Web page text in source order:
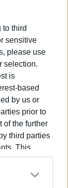
to third
sensitive
please use
selection.
is
based
by us or
prior to
of the further
third parties
This
to third parties
that may